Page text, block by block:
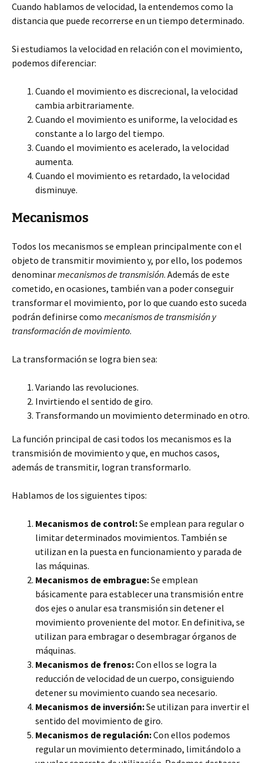
Cuando hablamos de velocidad, la entendemos como la
distancia que puede recorrerse en un tiempo determinado.
Si estudiamos la velocidad en relación con el movimiento,
podemos diferenciar:
Cuando el movimiento es discrecional, la velocidad
cambia arbitrariamente.
Cuando el movimiento es uniforme, la velocidad es
constante a lo largo del tiempo.
Cuando el movimiento es acelerado, la velocidad
aumenta.
Cuando el movimiento es retardado, la velocidad
disminuye.
Mecanismos
Todos los mecanismos se emplean principalmente con el
objeto de transmitir movimiento y, por ello, los podemos
denominarmecanismos de transmisión. Además de este
cometido, en ocasiones, también van a poder conseguir
transformar el movimiento, por lo que cuando esto suceda
podrán definirse como mecanismos de transmisión y
transformación de movimiento.
La transformación se logra bien sea:
Variando las revoluciones.
Invirtiendo el sentido de giro.
Transformando un movimiento determinado en otro.
La función principal de casi todos los mecanismos es la
transmisión de movimiento y que, en muchos casos,
además de transmitir, logran transformarlo.
Hablamos de los siguientes tipos:
Mecanismos de control:Se emplean para regular o
limitar determinados movimientos. También se
utilizan en la puesta en funcionamiento y parada de
las máquinas.
Mecanismos de embrague:Se emplean
básicamente para establecer una transmisión entre
dos ejes o anular esa transmisión sin detener el
movimiento proveniente del motor. En definitiva, se
utilizan para embragar o desembragar órganos de
máquinas.
Mecanismos de frenos:Con ellos se logra la
reducción de velocidad de un cuerpo, consiguiendo
detener su movimiento cuando sea necesario.
Mecanismos de inversión:Se utilizan para invertir el
sentido del movimiento de giro.
Mecanismos de regulación:Con ellos podemos
regular un movimiento determinado, limitándolo a